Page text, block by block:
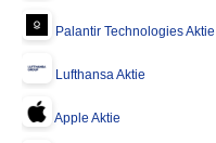
Palantir Technologies Aktie
Lufthansa Aktie
Apple Aktie